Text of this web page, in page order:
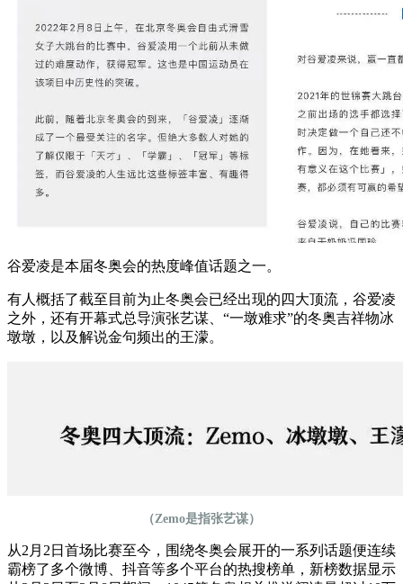
谷爱凌是本届冬奥会的热度峰值话题之一。
有人概括了截至目前为止冬奥会已经出现的四大顶流，谷爱凌
之外，还有开幕式总导演张艺谋、“一墩难求”的冬奥吉祥物冰
墩墩，以及解说金句频出的王濛。
（Zemo是指张艺谋）
从2月2日首场比赛至今，围绕冬奥会展开的一系列话题便连续
霸榜了多个微博、抖音等多个平台的热搜榜单，新榜数据显示